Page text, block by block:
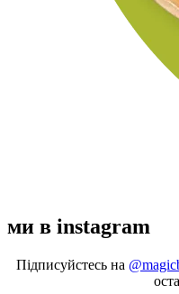
ми в instagram
Підписуйстесь на